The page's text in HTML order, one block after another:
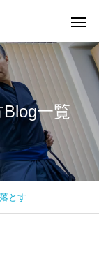
一覧
とす